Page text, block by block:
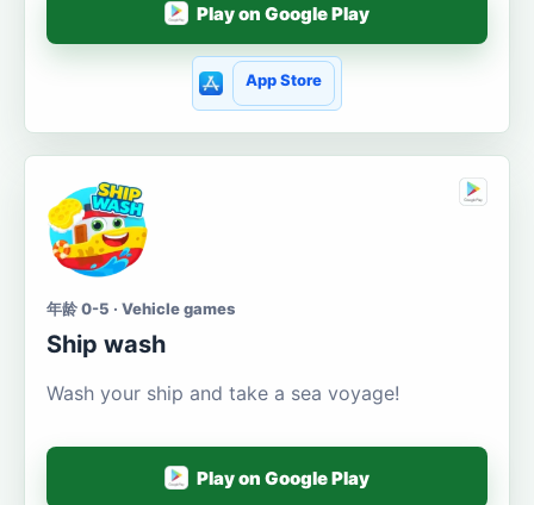
Play on Google Play
App Store
年龄 0-5 · Vehicle games
Ship wash
Wash your ship and take a sea voyage!
Play on Google Play